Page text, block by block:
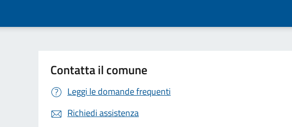
Contatta il comune
Leggi le domande frequenti
Richiedi assistenza